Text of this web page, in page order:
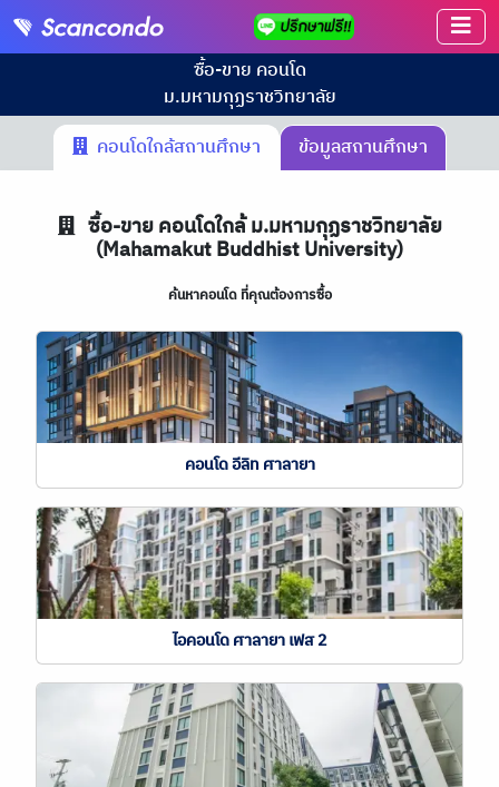
ซื้อ-ขาย คอนโด
ม.มหามกุฏราชวิทยาลัย
คอนโดใกล้สถานศึกษา
ข้อมูลสถานศึกษา
ซื้อ-ขาย คอนโดใกล้ ม.มหามกุฏราชวิทยาลัย
(Mahamakut Buddhist University)
ค้นหาคอนโด ที่คุณต้องการซื้อ
คอนโด อีลิท ศาลายา
ไอคอนโด ศาลายา เฟส 2